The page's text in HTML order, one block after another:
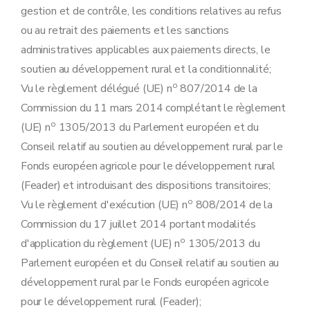
gestion et de contrôle, les conditions relatives au refus
ou au retrait des paiements et les sanctions
administratives applicables aux paiements directs, le
soutien au développement rural et la conditionnalité;
Vu le règlement délégué (UE) no 807/2014 de la
Commission du 11 mars 2014 complétant le règlement
(UE) no 1305/2013 du Parlement européen et du
Conseil relatif au soutien au développement rural par le
Fonds européen agricole pour le développement rural
(Feader) et introduisant des dispositions transitoires;
Vu le règlement d'exécution (UE) no 808/2014 de la
Commission du 17 juillet 2014 portant modalités
d'application du règlement (UE) no 1305/2013 du
Parlement européen et du Conseil relatif au soutien au
développement rural par le Fonds européen agricole
pour le développement rural (Feader);